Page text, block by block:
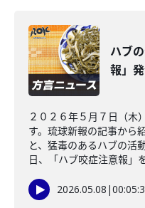
ハブ
報」
２０２６年５月７日（木
す。琉球新報の記事から
と、猛毒のあるハブの活
日、「ハブ咬症注意報」
2026.05.08 |